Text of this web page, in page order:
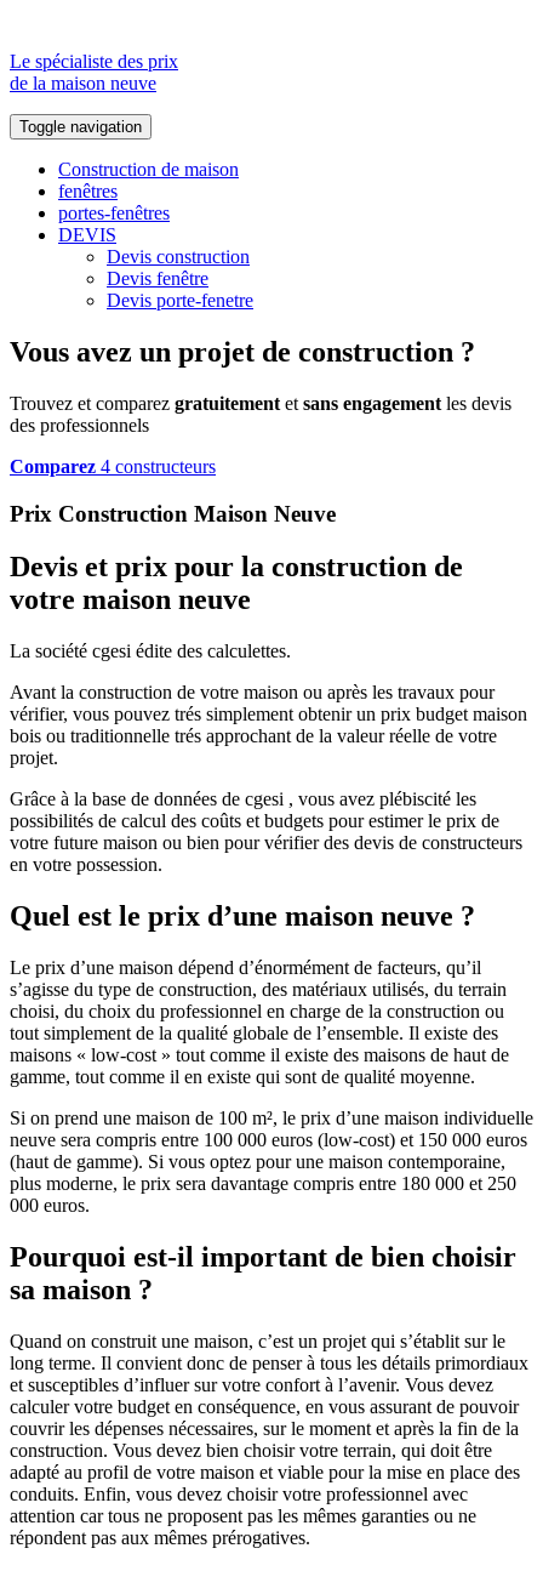
Le spécialiste des prix
de la maison neuve
Toggle navigation
Construction de maison
fenêtres
portes-fenêtres
DEVIS
Devis construction
Devis fenêtre
Devis porte-fenetre
Vous avez un projet de construction ?
Trouvez et comparez gratuitement et sans engagement les devis
des professionnels
Comparez 4 constructeurs
Prix Construction Maison Neuve
Devis et prix pour la construction de
votre maison neuve
La société cgesi édite des calculettes.
Avant la construction de votre maison ou après les travaux pour
vérifier, vous pouvez trés simplement obtenir un prix budget maison
bois ou traditionnelle trés approchant de la valeur réelle de votre
projet.
Grâce à la base de données de cgesi , vous avez plébiscité les
possibilités de calcul des coûts et budgets pour estimer le prix de
votre future maison ou bien pour vérifier des devis de constructeurs
en votre possession.
Quel est le prix d’une maison neuve ?
Le prix d’une maison dépend d’énormément de facteurs, qu’il
s’agisse du type de construction, des matériaux utilisés, du terrain
choisi, du choix du professionnel en charge de la construction ou
tout simplement de la qualité globale de l’ensemble. Il existe des
maisons « low-cost » tout comme il existe des maisons de haut de
gamme, tout comme il en existe qui sont de qualité moyenne.
Si on prend une maison de 100 m², le prix d’une maison individuelle
neuve sera compris entre 100 000 euros (low-cost) et 150 000 euros
(haut de gamme). Si vous optez pour une maison contemporaine,
plus moderne, le prix sera davantage compris entre 180 000 et 250
000 euros.
Pourquoi est-il important de bien choisir
sa maison ?
Quand on construit une maison, c’est un projet qui s’établit sur le
long terme. Il convient donc de penser à tous les détails primordiaux
et susceptibles d’influer sur votre confort à l’avenir. Vous devez
calculer votre budget en conséquence, en vous assurant de pouvoir
couvrir les dépenses nécessaires, sur le moment et après la fin de la
construction. Vous devez bien choisir votre terrain, qui doit être
adapté au profil de votre maison et viable pour la mise en place des
conduits. Enfin, vous devez choisir votre professionnel avec
attention car tous ne proposent pas les mêmes garanties ou ne
répondent pas aux mêmes prérogatives.